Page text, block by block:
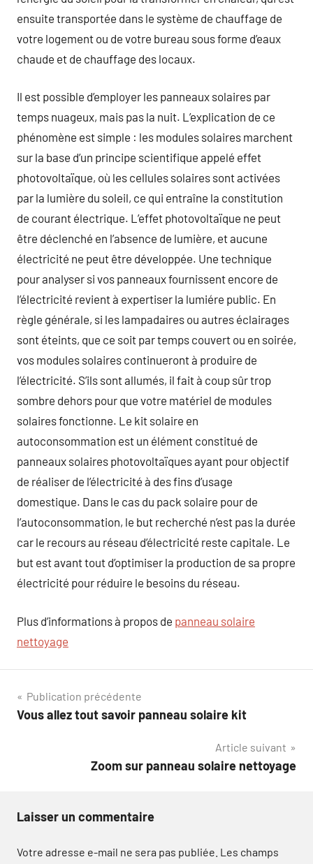
ensuite transportée dans le système de chauffage de
votre logement ou de votre bureau sous forme d’eaux
chaude et de chauffage des locaux.
Il est possible d’employer les panneaux solaires par
temps nuageux, mais pas la nuit. L’explication de ce
phénomène est simple : les modules solaires marchent
sur la base d’un principe scientifique appelé effet
photovoltaïque, où les cellules solaires sont activées
par la lumière du soleil, ce qui entraîne la constitution
de courant électrique. L’effet photovoltaïque ne peut
être déclenché en l’absence de lumière, et aucune
électricité ne peut être développée. Une technique
pour analyser si vos panneaux fournissent encore de
l’électricité revient à expertiser la lumiére public. En
règle générale, si les lampadaires ou autres éclairages
sont éteints, que ce soit par temps couvert ou en soirée,
vos modules solaires continueront à produire de
l’électricité. S’ils sont allumés, il fait à coup sûr trop
sombre dehors pour que votre matériel de modules
solaires fonctionne. Le kit solaire en
autoconsommation est un élément constitué de
panneaux solaires photovoltaïques ayant pour objectif
de réaliser de l’électricité à des fins d’usage
domestique. Dans le cas du pack solaire pour de
l’autoconsommation, le but recherché n’est pas la durée
car le recours au réseau d’électricité reste capitale. Le
but est avant tout d’optimiser la production de sa propre
électricité pour réduire le besoins du réseau.
Plus d’informations à propos de panneau solaire
nettoyage
Navigation
de
Publication précédente
Vous allez tout savoir panneau solaire kit
Article suivant
Zoom sur panneau solaire nettoyage
Laisser un commentaire
Votre adresse e-mail ne sera pas publiée. Les champs